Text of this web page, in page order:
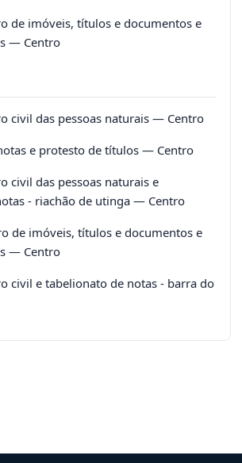
de imóveis, títulos e documentos e
— Centro
civil das pessoas naturais — Centro
e protesto de títulos — Centro
civil das pessoas naturais e
- riachão de utinga — Centro
de imóveis, títulos e documentos e
— Centro
civil e tabelionato de notas - barra do